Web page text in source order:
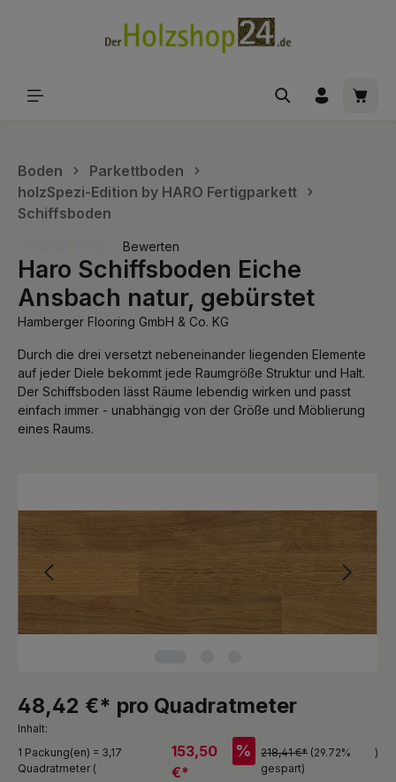
Boden
Parkettboden
holzSpezi-Edition by HARO Fertigparkett
Schiffsboden
Durchschnittliche Bewertung von 0 von 5 Sternen
Bewerten
Haro Schiffsboden Eiche
Ansbach natur, gebürstet
Hamberger Flooring GmbH & Co. KG
Durch die drei versetzt nebeneinander liegenden Elemente
auf jeder Diele bekommt jede Raumgröße Struktur und Halt.
Der Schiffsboden lässt Räume lebendig wirken und passt
einfach immer - unabhängig von der Größe und Möblierung
eines Raums.
48,42 €* pro Quadratmeter
Inhalt:
1 Packung(en) = 3,17
Quadratmeter (
153,50
€*
% 218,41 €* (29.72%
gespart)
)